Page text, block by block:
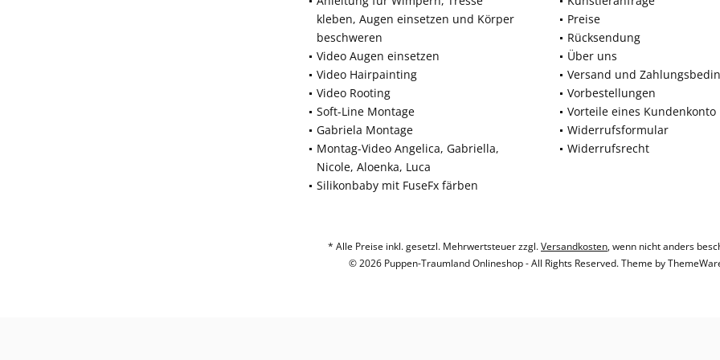
kleben, Augen einsetzen und Körper
beschweren
Video Augen einsetzen
Video Hairpainting
Video Rooting
Soft-Line Montage
Gabriela Montage
Montag-Video Angelica, Gabriella,
Nicole, Aloenka, Luca
Silikonbaby mit FuseFx färben
Preise
Rücksendung
Über uns
Versand und
Vorbestellungen
Vorteile eines Kundenkonto
Widerrufsformular
Widerrufsrecht
* Alle Preise inkl. gesetzl. Mehrwertsteuer zzgl.Versandkosten, wenn nicht anders
© 2026 Puppen-Traumland Onlineshop - All Rights Reserved. Theme by